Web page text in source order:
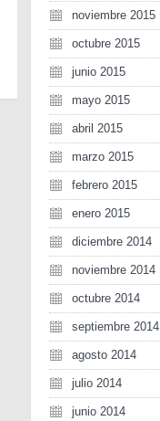
noviembre 2015
octubre 2015
junio 2015
mayo 2015
abril 2015
marzo 2015
febrero 2015
enero 2015
diciembre 2014
noviembre 2014
octubre 2014
septiembre 2014
agosto 2014
julio 2014
junio 2014